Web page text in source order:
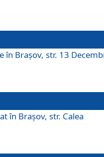
în Brașov, str. 13
în Brașov, str. Calea